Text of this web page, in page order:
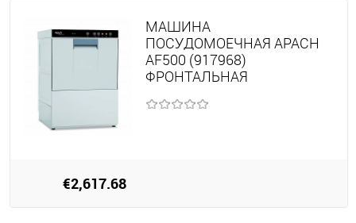
МАШИНА
ПОСУДОМОЕЧНАЯ APACH
AF500 (917968)
ФРОНТАЛЬНАЯ
€2,617.68